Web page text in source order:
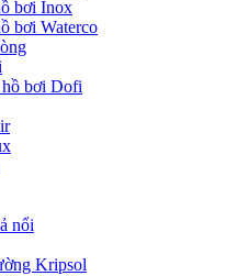
bơi Inox
bơi Waterco
bơi Dofi
nổi
Kripsol